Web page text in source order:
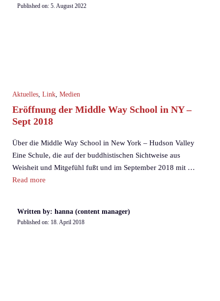
Published on: 5. August 2022
Aktuelles, Link, Medien
Eröffnung der Middle Way School in NY –
Sept 2018
Über die Middle Way School in New York – Hudson Valley
Eine Schule, die auf der buddhistischen Sichtweise aus
Weisheit und Mitgefühl fußt und im September 2018 mit …
Read more
Written by: hanna (content manager)
Published on: 18. April 2018